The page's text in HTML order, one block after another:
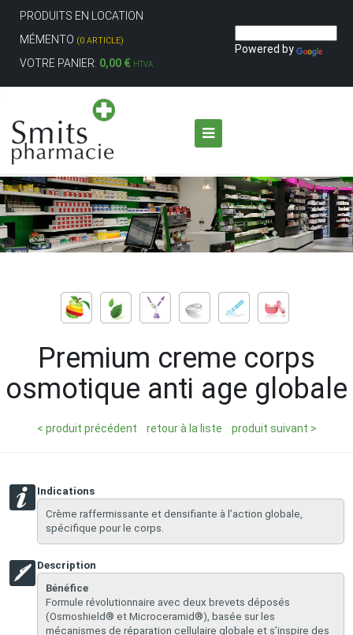
Aller au contenu
PRODUITS EN LOCATION
MÉMENTO (0 ARTICLE)
VOTRE PANIER: 0,00 € HTVA
Premium creme corps
osmotique anti age globale
< produit précédent retour à la liste produit suivant >
Indications
​Crème raffermissante et densifiante à l’action globale,
spécifique pour le corps.
Description
Bénéfice
Formule révolutionnaire avec deux brevets déposés
(Osmoshield® et Microceramid®), basée sur les
mécanismes de réparation cellulaire globale et s’inspire des
Powered by